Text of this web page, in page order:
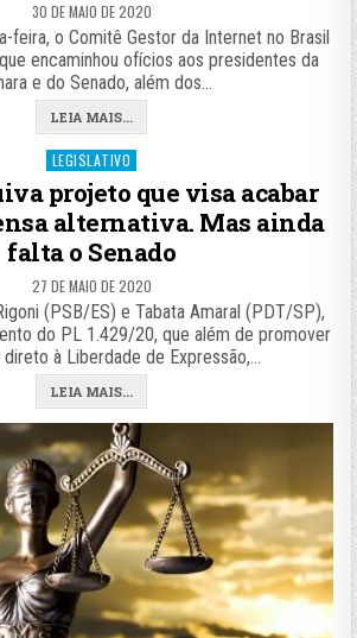
30 DE MAIO DE 2020
feira, o Comitê Gestor da Internet no Brasil
encaminhou ofícios aos presidentes da
e do Senado, além dos…
LEIA MAIS...
Posted
LEGISLATIVO
projeto que visa acabar
alternativa. Mas ainda
falta o Senado
27 DE MAIO DE 2020
(PSB/ES) e Tabata Amaral (PDT/SP),
do PL 1.429/20, que além de promover
direto à Liberdade de Expressão,…
LEIA MAIS...